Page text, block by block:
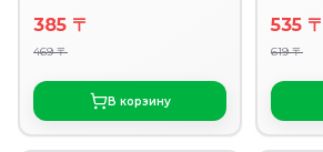
385 〒
469 〒
В корзину
535 〒
619 〒